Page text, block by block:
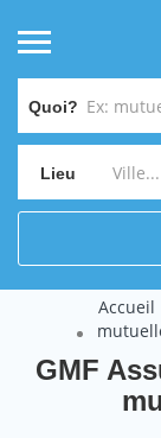
Quoi?
Lieu
Accueil
GMF